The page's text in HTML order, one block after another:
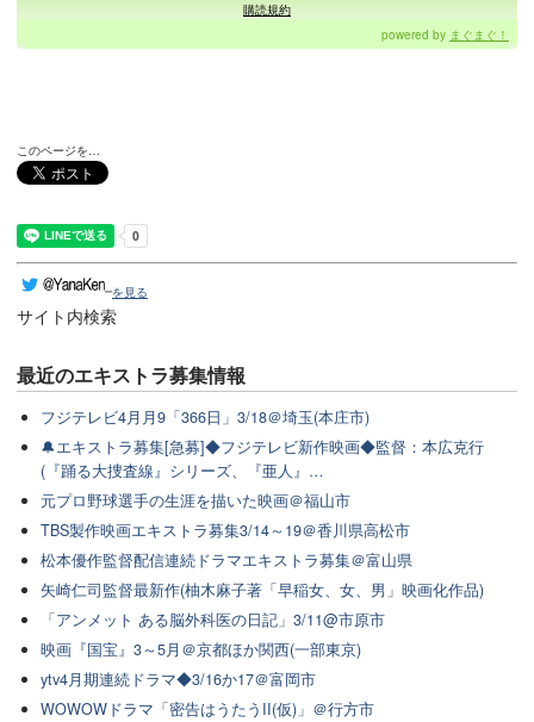
購読規約
powered by まぐまぐ！
このページを…
を見る
サイト内検索
最近のエキストラ募集情報
フジテレビ4月月9「366日」3/18＠埼玉(本庄市)
🔔エキストラ募集[急募]◆フジテレビ新作映画◆監督：本広克行
(『踊る大捜査線』シリーズ、『亜人』…
元プロ野球選手の生涯を描いた映画＠福山市
TBS製作映画エキストラ募集3/14～19＠香川県高松市
松本優作監督配信連続ドラマエキストラ募集＠富山県
矢崎仁司監督最新作(柚木麻子著「早稲女、女、男」映画化作品)
「アンメット ある脳外科医の日記」3/11@市原市
映画『国宝』3～5月＠京都ほか関西(一部東京)
ytv4月期連続ドラマ◆3/16か17＠富岡市
WOWOWドラマ「密告はうたうII(仮)」＠行方市